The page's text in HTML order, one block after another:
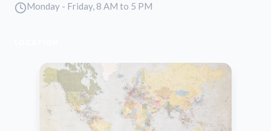
Monday - Friday, 8 AM to 5 PM